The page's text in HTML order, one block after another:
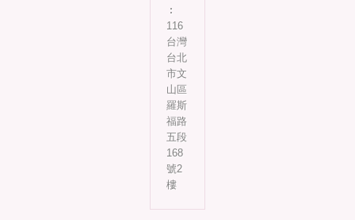
︰
116
台灣
台北
市文
山區
羅斯
福路
五段
168
號2
樓